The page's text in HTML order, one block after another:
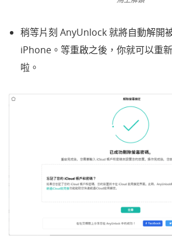
稍等片刻 AnyUnlock 就將自動解開
iPhone。等重啟之後，你就可以重
啦。